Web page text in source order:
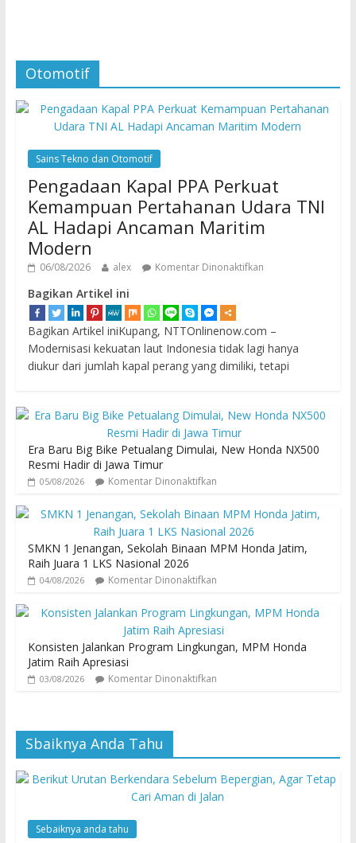
Otomotif
Sains Tekno dan Otomotif
Pengadaan Kapal PPA Perkuat
Kemampuan Pertahanan Udara TNI
AL Hadapi Ancaman Maritim
Modern
06/08/2026 alex Komentar Dinonaktifkan
Bagikan Artikel ini
Bagikan Artikel iniKupang, NTTOnlinenow.com –
Modernisasi kekuatan laut Indonesia tidak lagi hanya
diukur dari jumlah kapal perang yang dimiliki, tetapi
Era Baru Big Bike Petualang Dimulai, New Honda NX500
Resmi Hadir di Jawa Timur
05/08/2026 Komentar Dinonaktifkan
SMKN 1 Jenangan, Sekolah Binaan MPM Honda Jatim,
Raih Juara 1 LKS Nasional 2026
04/08/2026 Komentar Dinonaktifkan
Konsisten Jalankan Program Lingkungan, MPM Honda
Jatim Raih Apresiasi
03/08/2026 Komentar Dinonaktifkan
Sbaiknya Anda Tahu
Sebaiknya anda tahu